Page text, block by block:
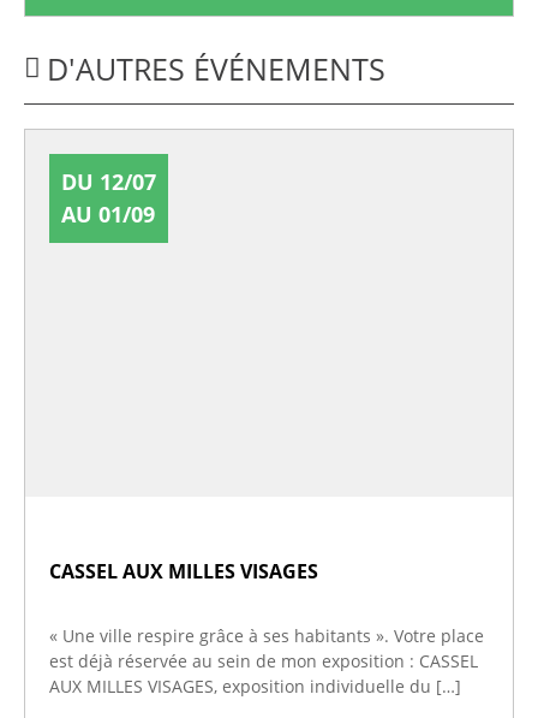
D'AUTRES ÉVÉNEMENTS
DU 12/07
AU 01/09
CASSEL AUX MILLES VISAGES
« Une ville respire grâce à ses habitants ». Votre place
est déjà réservée au sein de mon exposition : CASSEL
AUX MILLES VISAGES, exposition individuelle du […]